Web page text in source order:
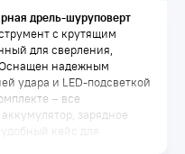
дрель-шуруповерт
с крутящим
для сверления,
надежным
удара и LED-подсветкой
– все
зарядное
кейс для